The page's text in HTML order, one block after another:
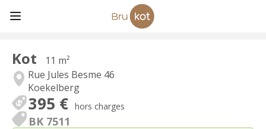
Kot
11 m²
Rue Jules Besme 46
Koekelberg
395 € hors charges
BK 7511